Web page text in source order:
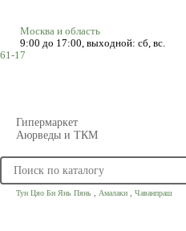
Москва и область
9:00 до 17:00, выходной: сб, вс.
61-17
Гипермаркет
Аюрведы и ТКМ
Тун Цяо Би Янь Пянь Амалаки Чаванпраш